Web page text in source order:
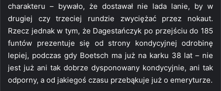
charakteru – bywało, że dostawał nie lada lanie, by w
drugiej czy trzeciej rundzie zwyciężać przez nokaut.
Rzecz jednak w tym, że Dagestańczyk po przejściu do 185
funtów prezentuje się od strony kondycyjnej odrobinę
lepiej, podczas gdy Boetsch ma już na karku 38 lat – nie
jest już ani tak dobrze dysponowany kondycyjnie, ani tak
odporny, a od jakiegoś czasu przebąkuje już o emeryturze.